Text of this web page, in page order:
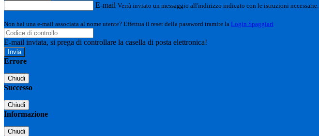
E-mail Verrà inviato un messaggio all'indirizzo indicato con le istruzioni necessarie.
Non hai una e-mail associata al nome utente? Effettua il reset della password tramite la Login Spaggiari
E-mail inviata, si prega di controllare la casella di posta elettronica!
Errore
Chiudi
Successo
Chiudi
Informazione
Chiudi